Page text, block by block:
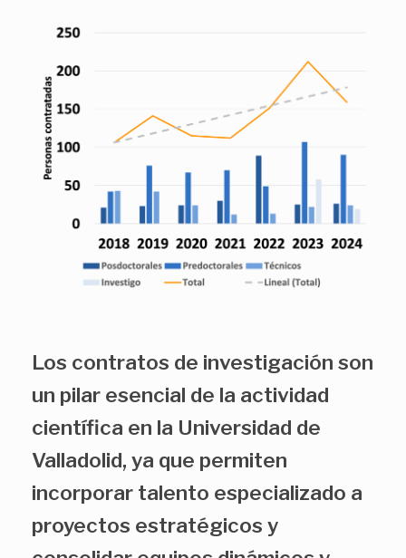
Los contratos de investigación son
un pilar esencial de la actividad
científica en la Universidad de
Valladolid, ya que permiten
incorporar talento especializado a
proyectos estratégicos y